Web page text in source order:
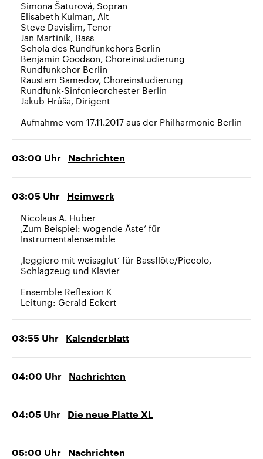
Simona Šaturová, Sopran
Elisabeth Kulman, Alt
Steve Davislim, Tenor
Jan Martiník, Bass
Schola des Rundfunkchors Berlin
Benjamin Goodson, Choreinstudierung
Rundfunkchor Berlin
Raustam Samedov, Choreinstudierung
Rundfunk-Sinfonieorchester Berlin
Jakub Hrůša, Dirigent
Aufnahme vom 17.11.2017 aus der Philharmonie Berlin
03:00 Uhr Nachrichten
03:05 Uhr Heimwerk
Nicolaus A. Huber
‚Zum Beispiel: wogende Äste‘ für
Instrumentalensemble
‚leggiero mit weissglut‘ für Bassflöte/Piccolo,
Schlagzeug und Klavier
Ensemble Reflexion K
Leitung: Gerald Eckert
03:55 Uhr Kalenderblatt
04:00 Uhr Nachrichten
04:05 Uhr Die neue Platte XL
05:00 Uhr Nachrichten